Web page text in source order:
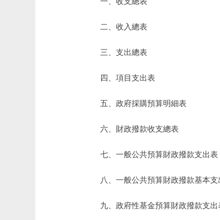
二、收入總表
三、支出總表
四、項目支出表
五、政府採購預算明細表
六、財政撥款收支總表
七、一般公共預算財政撥款支出表
八、一般公共預算財政撥款基本支
九、政府性基金預算財政撥款支出